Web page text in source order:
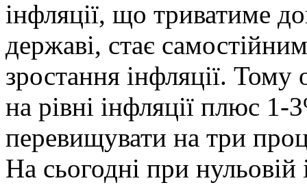
інфляції, що триватиме
державі, стає
зростання інфляції.
на рівні інфляції плюс
перевищувати на три
На сьогодні при нульовій